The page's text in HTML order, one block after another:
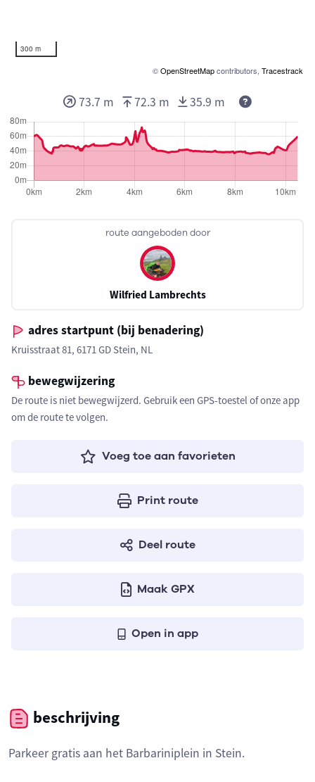
300 m
©OpenStreetMapcontributors, Tracestrack
route aangeboden door
Wilfried Lambrechts
adres startpunt (bij benadering)
Kruisstraat 81, 6171 GD Stein, NL
bewegwijzering
De route is niet bewegwijzerd. Gebruik een GPS-toestel of onze app
om de route te volgen.
Voeg toe aan favorieten
Print route
Deel route
Maak GPX
Open in app
73.7 m 72.3 m 35.9 m
beschrijving
Parkeer gratis aan het Barbariniplein in Stein.